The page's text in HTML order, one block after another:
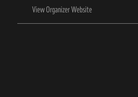
View Organizer Website